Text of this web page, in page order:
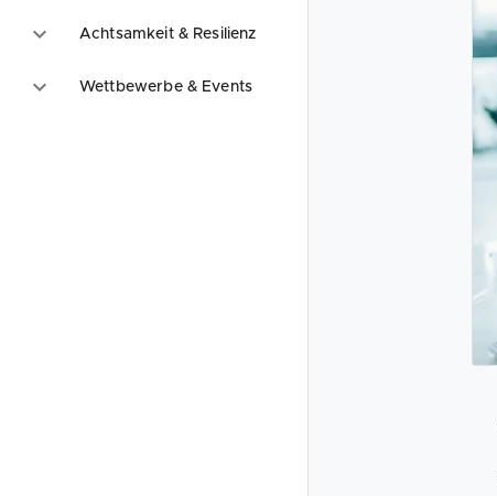
Achtsamkeit & Resilienz
Wettbewerbe & Events